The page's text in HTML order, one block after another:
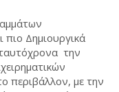
πιο Δημιουργικά
την
περιβάλλον, με την